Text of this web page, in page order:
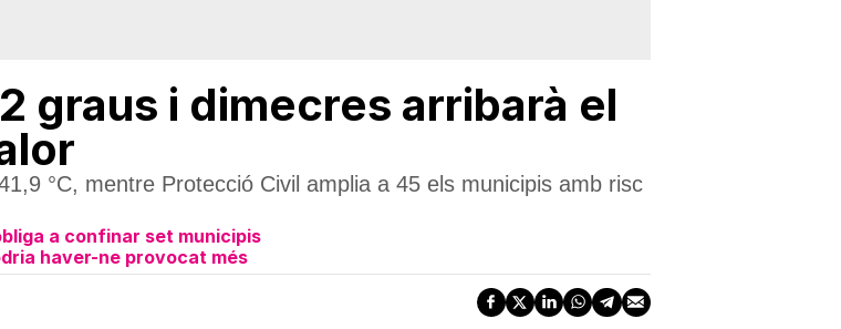
graus i dimecres arribarà el
°C, mentre Protecció Civil amplia a 45 els municipis amb risc
a confinar set municipis
haver-ne provocat més